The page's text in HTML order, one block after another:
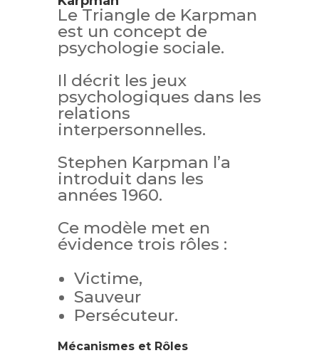
Le Triangle de Karpman
est un concept de
psychologie sociale.
Il décrit les jeux
psychologiques dans les
relations
interpersonnelles.
Stephen Karpman l’a
introduit dans les
années 1960.
Ce modèle met en
évidence trois rôles :
Victime,
Sauveur
Persécuteur.
Mécanismes et Rôles